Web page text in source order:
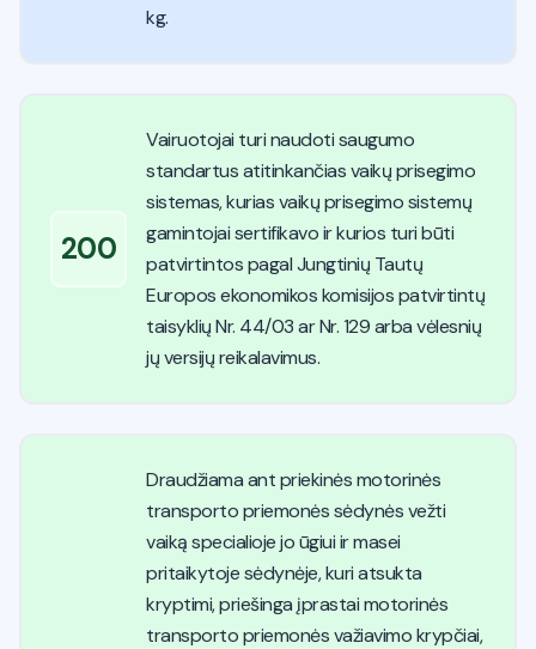
kg.
200
Vairuotojai turi naudoti saugumo
standartus atitinkančias vaikų prisegimo
sistemas, kurias vaikų prisegimo sistemų
gamintojai sertifikavo ir kurios turi būti
patvirtintos pagal Jungtinių Tautų
Europos ekonomikos komisijos patvirtintų
taisyklių Nr. 44/03 ar Nr. 129 arba vėlesnių
jų versijų reikalavimus.
Draudžiama ant priekinės motorinės
transporto priemonės sėdynės vežti
vaiką specialioje jo ūgiui ir masei
pritaikytoje sėdynėje, kuri atsukta
kryptimi, priešinga įprastai motorinės
transporto priemonės važiavimo krypčiai,